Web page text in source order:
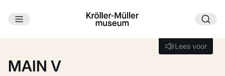
Ga naar hoofdinhoud
Lees voor
Lees voor
MAIN V